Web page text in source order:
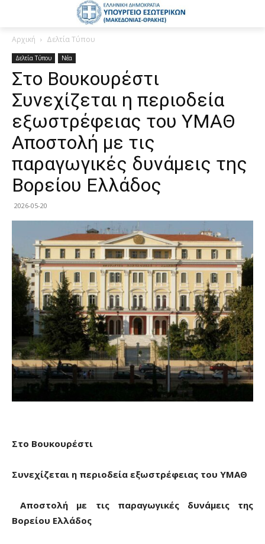
Αρχική Δελτία Τύπου
Δελτία Τύπου Νέα
Στο Βουκουρέστι
Συνεχίζεται η περιοδεία
εξωστρέφειας του ΥΜΑΘ
Αποστολή με τις
παραγωγικές δυνάμεις της
Βορείου Ελλάδος
2026-05-20
Στο Βουκουρέστι
Συνεχίζεται η περιοδεία εξωστρέφειας του ΥΜΑΘ
Αποστολή με τις παραγωγικές δυνάμεις της
Βορείου Ελλάδος